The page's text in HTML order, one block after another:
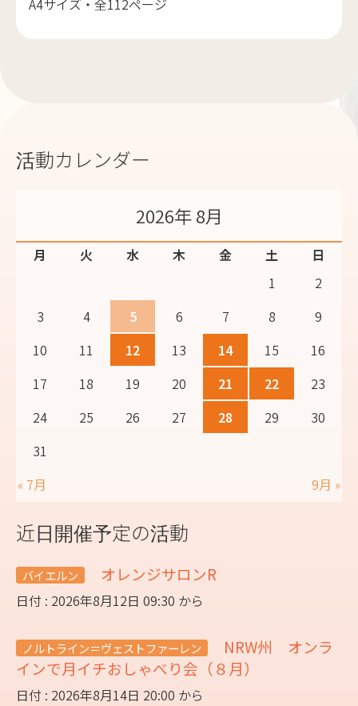
A4サイズ・全112ページ
活動カレンダー
2026年 8月
月 火 水 木 金 土
日
1
2
3
4 5 6 7 8
9
10
11 12 13 14 15
16
17
18 19 20 21 22
23
24
25 26 27 28 29
30
31
« 7月
9月 »
近日開催予定の活動
バイエルン オレンジサロンR
日付 : 2026年8月12日 09:30 から
ノルトライン＝ヴェストファーレン
NRW州 オンラ
インで月イチおしゃべり会（８月）
日付 : 2026年8月14日 20:00 から